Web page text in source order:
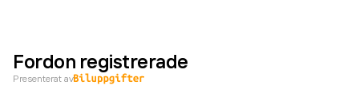
Fordon registrerade
Presenterat av